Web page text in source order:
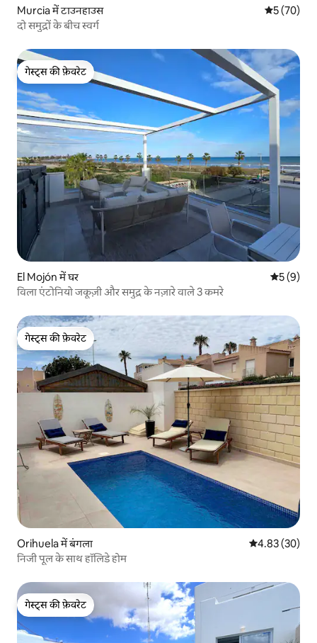
Murcia में टाउनहाउस औसत रेटिंग
5 (70)
दो समुद्रों के बीच स्वर्ग
गेस्ट्स की फ़ेवरेट
गेस्ट्स की फ़ेवरेट
El Mojón में घर औसत रेटिंग
5 (9)
विला एंटोनियो जकूज़ी और समुद्र के नज़ारे वाले 3 कमरे
गेस्ट्स की फ़ेवरेट
गेस्ट्स की फ़ेवरेट
Orihuela में बंगला औसत रेटिंग 5 में
4.83 (30)
निजी पूल के साथ हॉलिडे होम
गेस्ट्स की फ़ेवरेट
गेस्ट्स की फ़ेवरेट